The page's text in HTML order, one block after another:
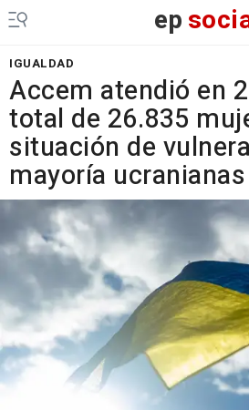
ep
IGUALDAD
Accem atendió en
total de 26.835
situación de
mayoría